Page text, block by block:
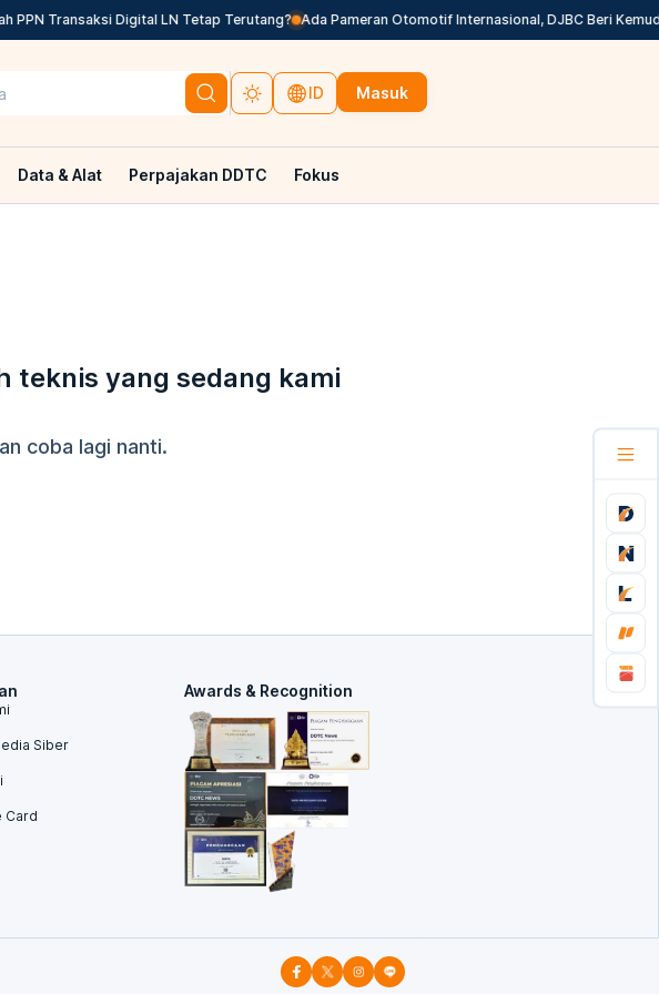
PPN Transaksi Digital LN Tetap Terutang? Ada Pameran Otomotif Internasional, DJBC Beri
ID Masuk
Data & Alat Perpajakan DDTC Fokus
teknis yang sedang kami
coba lagi nanti.
Siber
Card
Awards & Recognition